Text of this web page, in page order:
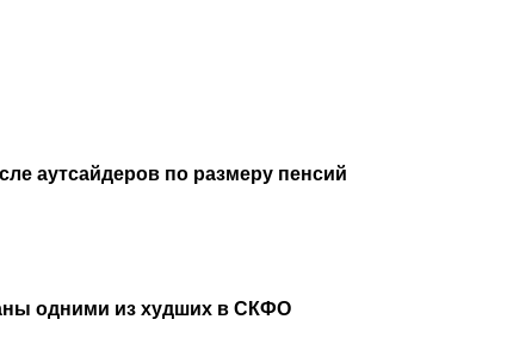
аутсайдеров по размеру пенсий
одними из худших в СКФО